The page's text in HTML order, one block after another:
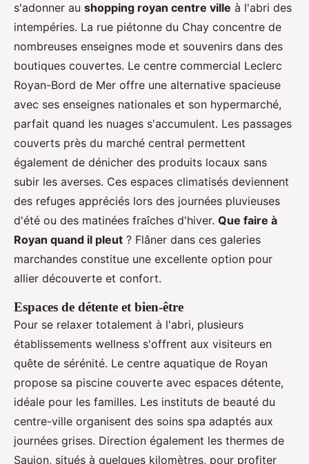
s'adonner au shopping royan centre ville à l'abri des
intempéries. La rue piétonne du Chay concentre de
nombreuses enseignes mode et souvenirs dans des
boutiques couvertes. Le centre commercial Leclerc
Royan-Bord de Mer offre une alternative spacieuse
avec ses enseignes nationales et son hypermarché,
parfait quand les nuages s'accumulent. Les passages
couverts près du marché central permettent
également de dénicher des produits locaux sans
subir les averses. Ces espaces climatisés deviennent
des refuges appréciés lors des journées pluvieuses
d'été ou des matinées fraîches d'hiver. Que faire à
Royan quand il pleut ? Flâner dans ces galeries
marchandes constitue une excellente option pour
allier découverte et confort.
Espaces de détente et bien-être
Pour se relaxer totalement à l'abri, plusieurs
établissements wellness s'offrent aux visiteurs en
quête de sérénité. Le centre aquatique de Royan
propose sa piscine couverte avec espaces détente,
idéale pour les familles. Les instituts de beauté du
centre-ville organisent des soins spa adaptés aux
journées grises. Direction également les thermes de
Saujon, situés à quelques kilomètres, pour profiter